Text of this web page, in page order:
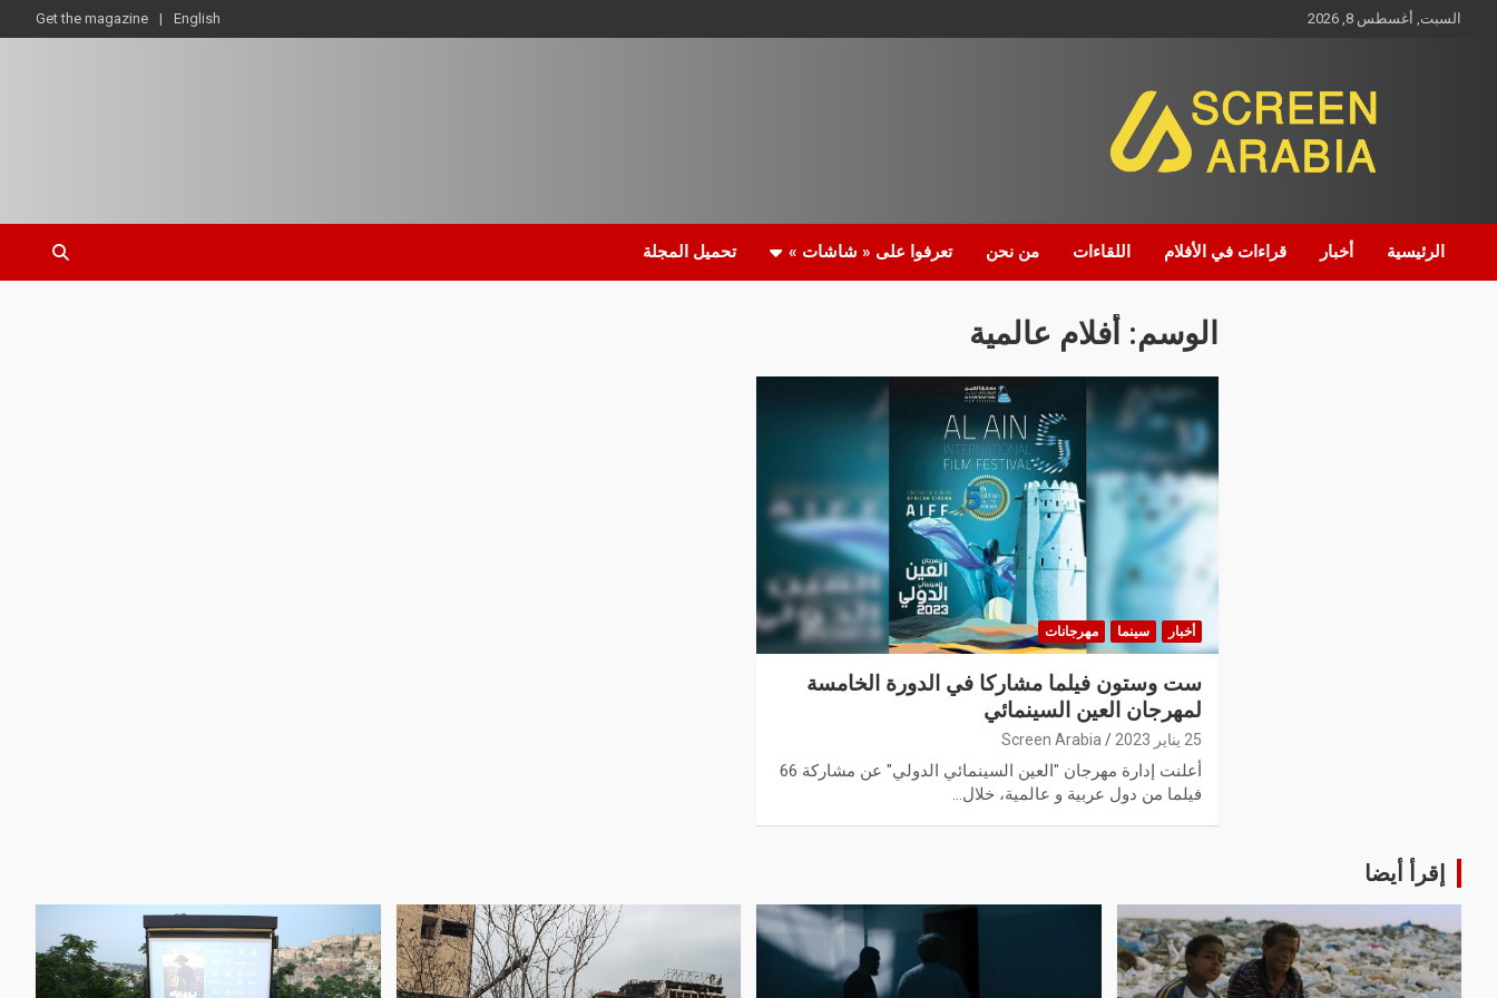
السبت, أغسطس 8, 2026 English
Get the magazine
Screen Arabia
الرئيسية أخبار قراءات في الأفلام اللقاءات من نحن تعرفوا على « شاشات » تحميل المجلة
الوسم: أفلام عالمية
أخبار سينما مهرجانات
ست وستون فيلما مشاركا في الدورة الخامسة
لمهرجان العين السينمائي
25 يناير 2023 Screen Arabia
أعلنت إدارة مهرجان "العين السينمائي الدولي" عن مشاركة 66
فيلما من دول عربية و عالمية، خلال…
إقرأ أيضا